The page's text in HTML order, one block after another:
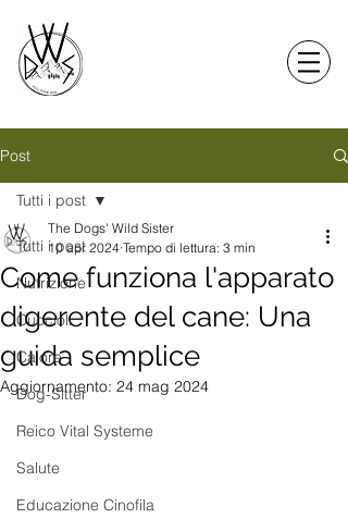
Post
Tutti i post
Nutrizione
Cuccioli
Calore
Dog-Sitter
Reico Vital Systeme
Salute
Educazione Cinofila
Tutti i post
Come funziona l'apparato
digerente del cane: Una
guida semplice
The Dogs' Wild Sister
10 apr 2024 Tempo di lettura: 3 min
Aggiornamento: 24 mag 2024